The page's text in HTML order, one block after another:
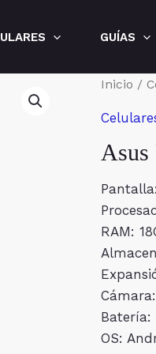
GUÍAS
Inicio /
Asus
RAM:
Batería:
OS: